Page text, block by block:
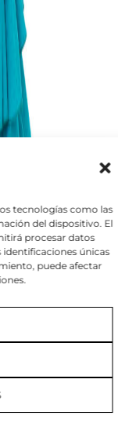
tecnologías como las
del dispositivo. El
procesar datos
únicas
puede afectar